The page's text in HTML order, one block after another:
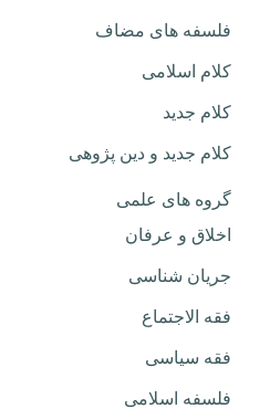
فلسفه های مضاف
کلام اسلامی
کلام جدید
کلام جدید و دین پژوهی
گروه های علمی
اخلاق و عرفان
جریان شناسی
فقه الاجتماع
فقه سیاسی
فلسفه اسلامی